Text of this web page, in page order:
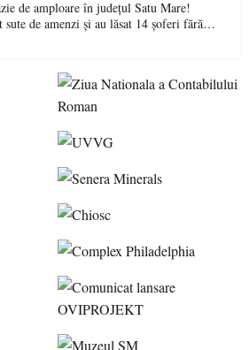
de amploare în județul Satu Mare!
de amenzi și au lăsat 14 șoferi fără
zi